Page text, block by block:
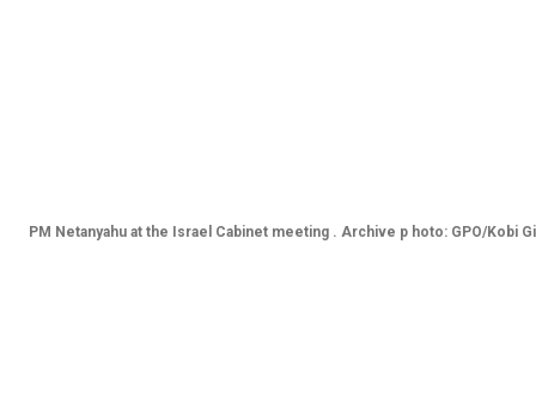
PM Netanyahu at the Israel Cabinet meeting . Archive p hoto: GPO/Kobi